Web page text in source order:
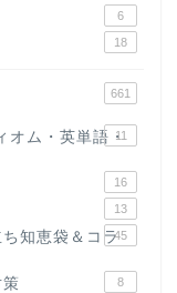
6
18
661
オム・英単語・
11
16
13
知恵袋＆コラ45
8